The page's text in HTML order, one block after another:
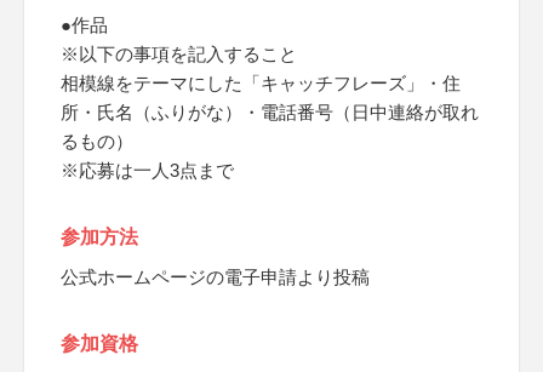
●作品
※以下の事項を記入すること
相模線をテーマにした「キャッチフレーズ」・住
所・氏名（ふりがな）・電話番号（日中連絡が取れ
るもの）
※応募は一人3点まで
参加方法
公式ホームページの電子申請より投稿
参加資格